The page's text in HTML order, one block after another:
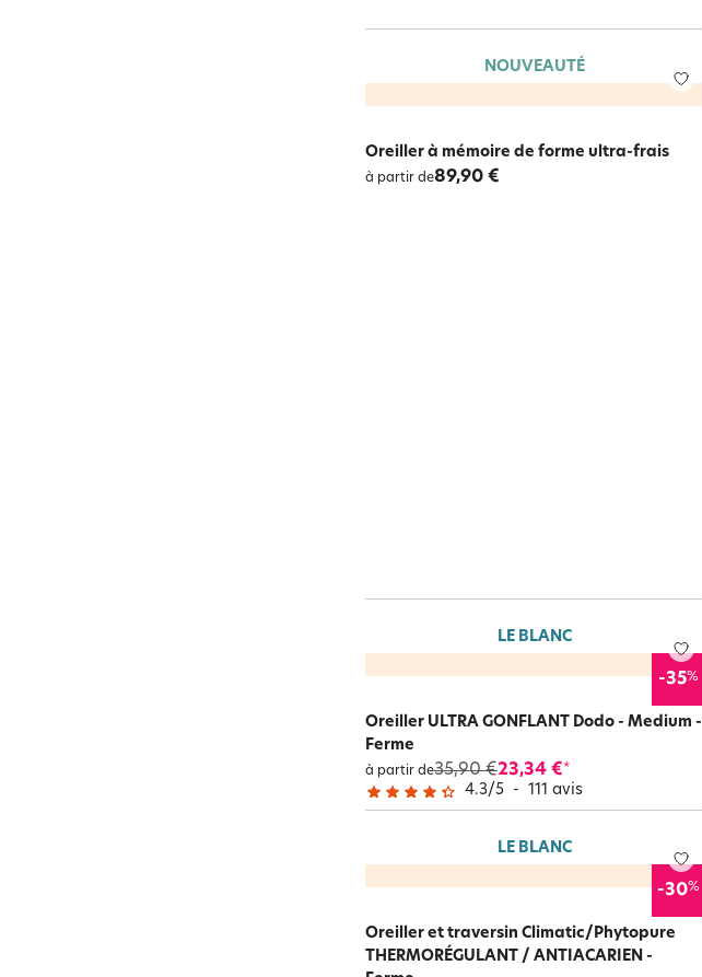
NOUVEAUTÉ
Oreiller à mémoire de forme ultra-frais
à partir de89,90 €
LE BLANC
-35%
Oreiller ULTRA GONFLANT Dodo - Medium -
Ferme
à partir de35,90 €23,34 €*
4.3/5 - 111 avis
LE BLANC
-30%
Oreiller et traversin Climatic/Phytopure
THERMORÉGULANT / ANTIACARIEN -